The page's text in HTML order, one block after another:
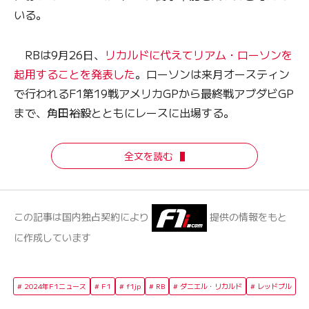
いる。
RBは9月26日、 リカルドに代えてリアム・ローソンを
起用することを発表した。ローソンは来月オースティン
で行われるF1第19戦アメリカGPから最終戦アブダビGP
まで、角田裕毅とともにレースに出場する。
全文を読む
この記事は国内独占契約により
提供の情報をもと
に作成しています
2024年F1ニュース F1 f1jp RB ダニエル・リカルド レッドブル